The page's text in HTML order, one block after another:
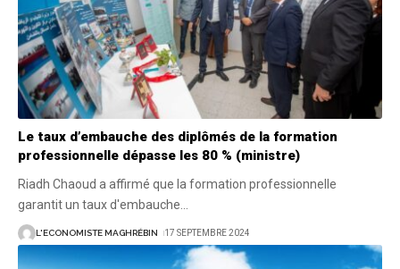
Le taux d’embauche des diplômés de la formation
professionnelle dépasse les 80 % (ministre)
Riadh Chaoud a affirmé que la formation professionnelle
garantit un taux d'embauche
L'ECONOMISTE MAGHRÉBIN 17 SEPTEMBRE 2024